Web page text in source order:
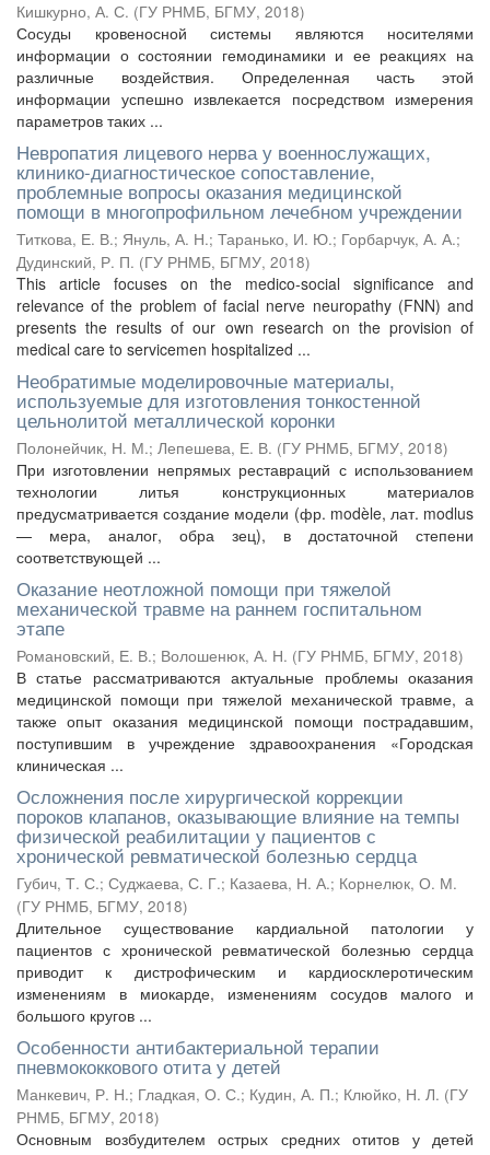
Кишкурно, А. С. (ГУ РНМБ, БГМУ, 2018)
Сосуды кровеносной системы являются носителями
информации о состоянии гемодинамики и ее реакциях на
различные воздействия. Определенная часть этой
информации успешно извлекается посредством измерения
параметров таких ...
Невропатия лицевого нерва у военнослужащих,
клинико-диагностическое сопоставление,
проблемные вопросы оказания медицинской
помощи в многопрофильном лечебном учреждении
Титкова, Е. В.; Януль, А. Н.; Таранько, И. Ю.; Горбарчук, А. А.;
Дудинский, Р. П. (ГУ РНМБ, БГМУ, 2018)
This article focuses on the medico-social significance and
relevance of the problem of facial nerve neuropathy (FNN) and
presents the results of our own research on the provision of
medical care to servicemen hospitalized ...
Необратимые моделировочные материалы,
используемые для изготовления тонкостенной
цельнолитой металлической коронки
Полонейчик, Н. М.; Лепешева, Е. В. (ГУ РНМБ, БГМУ, 2018)
При изготовлении непрямых реставраций с использованием
технологии литья конструкционных материалов
предусматривается создание модели (фр. modèle, лат. modlus
— мера, аналог, обра зец), в достаточной степени
соответствующей ...
Оказание неотложной помощи при тяжелой
механической травме на раннем госпитальном
этапе
Романовский, Е. В.; Волошенюк, А. Н. (ГУ РНМБ, БГМУ, 2018)
В статье рассматриваются актуальные проблемы оказания
медицинской помощи при тяжелой механической травме, а
также опыт оказания медицинской помощи пострадавшим,
поступившим в учреждение здравоохранения «Городская
клиническая ...
Осложнения после хирургической коррекции
пороков клапанов, оказывающие влияние на темпы
физической реабилитации у пациентов с
хронической ревматической болезнью сердца
Губич, Т. С.; Суджаева, С. Г.; Казаева, Н. А.; Корнелюк, О. М.
(ГУ РНМБ, БГМУ, 2018)
Длительное существование кардиальной патологии у
пациентов с хронической ревматической болезнью сердца
приводит к дистрофическим и кардиосклеротическим
изменениям в миокарде, изменениям сосудов малого и
большого кругов ...
Особенности антибактериальной терапии
пневмококкового отита у детей
Манкевич, Р. Н.; Гладкая, О. С.; Кудин, А. П.; Клюйко, Н. Л. (ГУ
РНМБ, БГМУ, 2018)
Основным возбудителем острых средних отитов у детей